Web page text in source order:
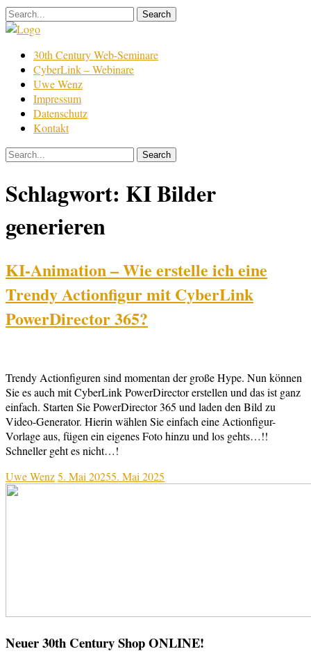
Skip
to
Film
Bearbeitung
30th Century Web-Seminare
CyberLink – Webinare
Uwe Wenz
Impressum
Datenschutz
Kontakt
Schlagwort: KI Bilder
generieren
KI-Animation – Wie erstelle ich eine
Trendy Actionfigur mit CyberLink
PowerDirector 365?
Trendy Actionfiguren sind momentan der große Hype. Nun können
Sie es auch mit CyberLink PowerDirector erstellen und das ist ganz
einfach. Starten Sie PowerDirector 365 und laden den Bild zu
Video-Generator. Hierin wählen Sie einfach eine Actionfigur-
Vorlage aus, fügen ein eigenes Foto hinzu und los gehts…!!
Schneller geht es nicht…!
Uwe Wenz5. Mai 20255. Mai 2025
Neuer 30th Century Shop ONLINE!